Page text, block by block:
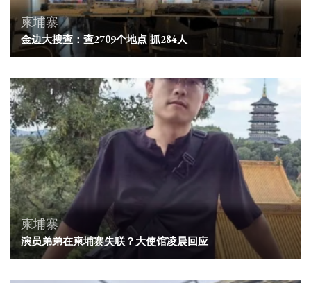
柬埔寨
金边大搜查：查2709个地点 抓284人
柬埔寨
演员弟弟在柬埔寨失联？大使馆凌晨回应